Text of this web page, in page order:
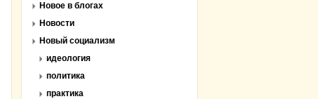
Новое в блогах
Новости
Новый социализм
идеология
политика
практика